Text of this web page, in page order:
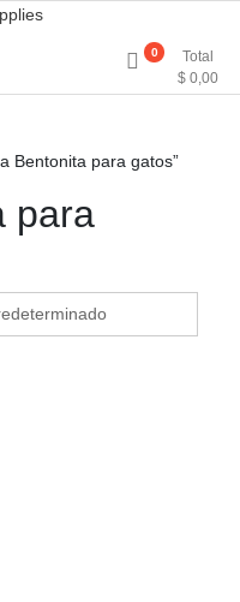
–
0
Total
$ 0,00
Bentonita para gatos”
para